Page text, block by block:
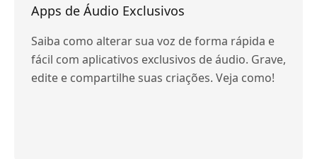
Apps de Áudio Exclusivos
Saiba como alterar sua voz de forma rápida e
fácil com aplicativos exclusivos de áudio. Grave,
edite e compartilhe suas criações. Veja como!